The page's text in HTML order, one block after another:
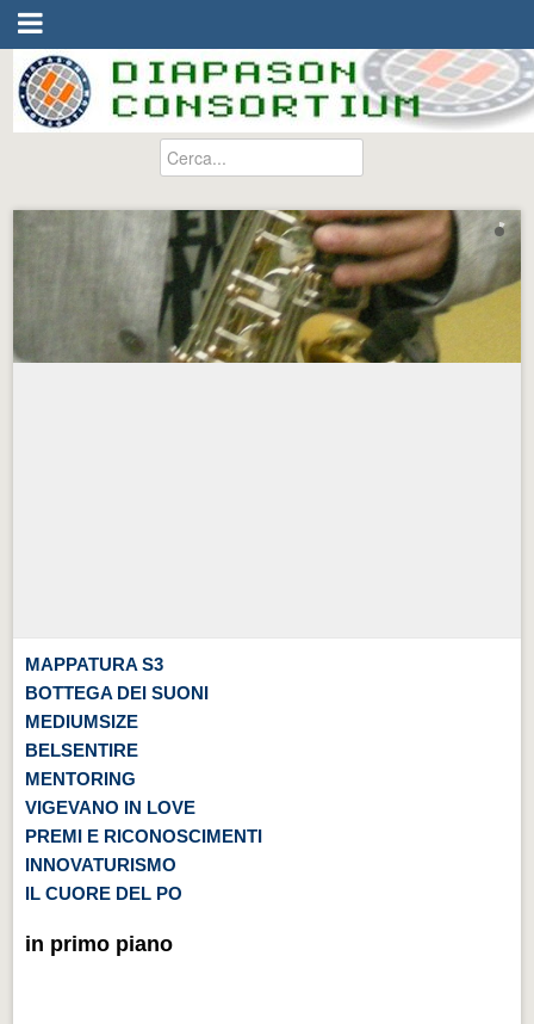
MAPPATURA S3
BOTTEGA DEI SUONI
MEDIUMSIZE
BELSENTIRE
MENTORING
VIGEVANO IN LOVE
PREMI E RICONOSCIMENTI
INNOVATURISMO
IL CUORE DEL PO
in primo piano